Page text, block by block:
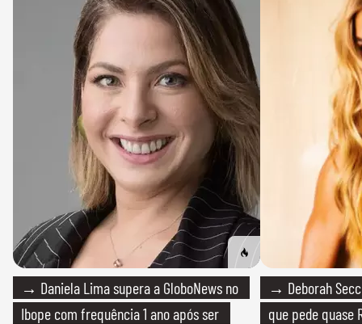
→ Daniela Lima supera a GloboNews no
Ibope com frequência 1 ano após ser
→ Deborah
que pede quase